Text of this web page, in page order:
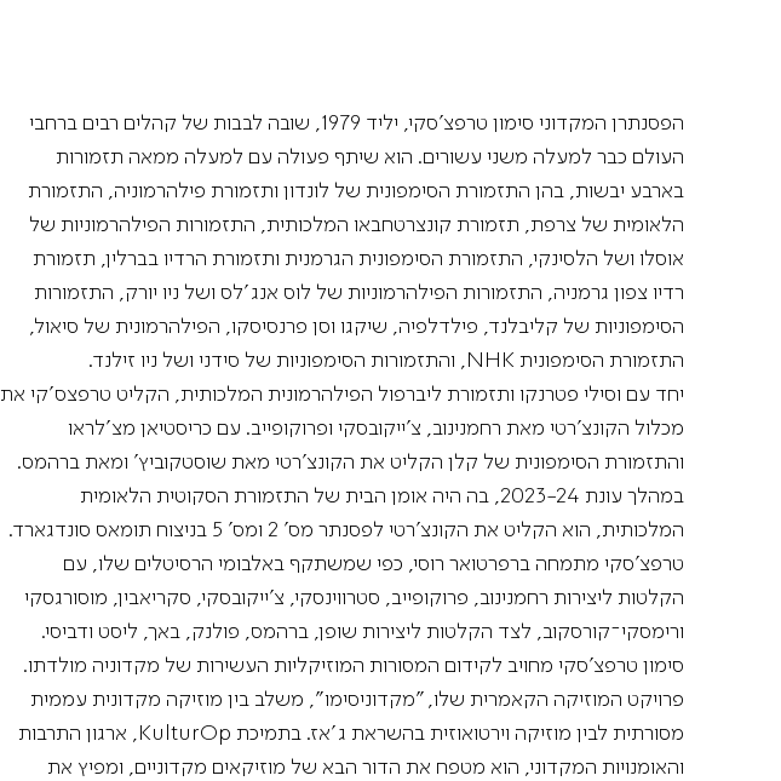
הפסנתרן המקדוני סימון טרפצ'סקי, יליד 1979, שובה לבבות של קהלים רבים ברחבי
העולם כבר למעלה משני עשורים. הוא שיתף פעולה עם למעלה ממאה תזמורות
בארבע יבשות, בהן התזמורת הסימפונית של לונדון ותזמורת פילהרמוניה, התזמורת
הלאומית של צרפת, תזמורת קונצרטחבאו המלכותית, התזמורות הפילהרמוניות של
אוסלו ושל הלסינקי, התזמורת הסימפונית הגרמנית ותזמורת הרדיו בברלין, תזמורת
רדיו צפון גרמניה, התזמורות הפילהרמוניות של לוס אנג'לס ושל ניו יורק, התזמורות
הסימפוניות של קליבלנד, פילדלפיה, שיקגו וסן פרנסיסקו, הפילהרמונית של סיאול,
התזמורת הסימפונית NHK, והתזמורות הסימפוניות של סידני ושל ניו זילנד.
יחד עם וסילי פטרנקו ותזמורת ליברפול הפילהרמונית המלכותית, הקליט טרפצס'קי את
מכלול הקונצ'רטי מאת רחמנינוב, צ'ייקובסקי ופרוקופייב. עם כריסטיאן מצ'לראו
והתזמורת הסימפונית של קלן הקליט את הקונצ'רטי מאת שוסטקוביץ' ומאת ברהמס.
במהלך עונת 2023-24, בה היה אומן הבית של התזמורת הסקוטית הלאומית
המלכותית, הוא הקליט את הקונצ'רטי לפסנתר מס' 2 ומס' 5 בניצוח תומאס סונדגארד.
טרפצ'סקי מתמחה ברפרטואר רוסי, כפי שמשתקף באלבומי הרסיטלים שלו, עם
הקלטות ליצירות רחמנינוב, פרוקופייב, סטרווינסקי, צ'ייקובסקי, סקריאבין, מוסורגסקי
ורימסקי־קורסקוב, לצד הקלטות ליצירות שופן, ברהמס, פולנק, באך, ליסט ודביסי.
סימון טרפצ'סקי מחויב לקידום המסורות המוזיקליות העשירות של מקדוניה מולדתו.
פרויקט המוזיקה הקאמרית שלו, "מקדוניסימו", משלב בין מוזיקה מקדונית עממית
מסורתית לבין מוזיקה וירטואוזית בהשראת ג'אז. בתמיכת KulturOp, ארגון התרבות
והאומנויות המקדוני, הוא מטפח את הדור הבא של מוזיקאים מקדוניים, ומפיץ את